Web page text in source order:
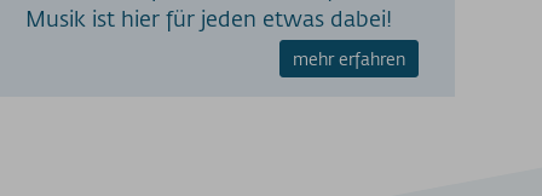
Musik ist hier für jeden etwas dabei!
mehr erfahren